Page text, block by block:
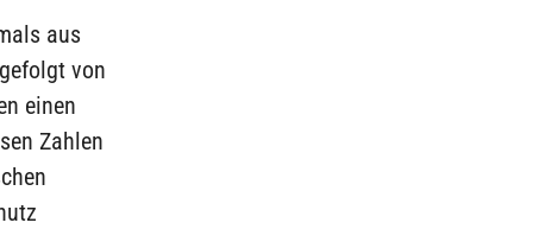
aus
von
einen
Zahlen